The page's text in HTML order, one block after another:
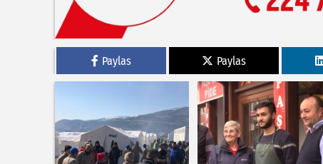
Paylas Paylas